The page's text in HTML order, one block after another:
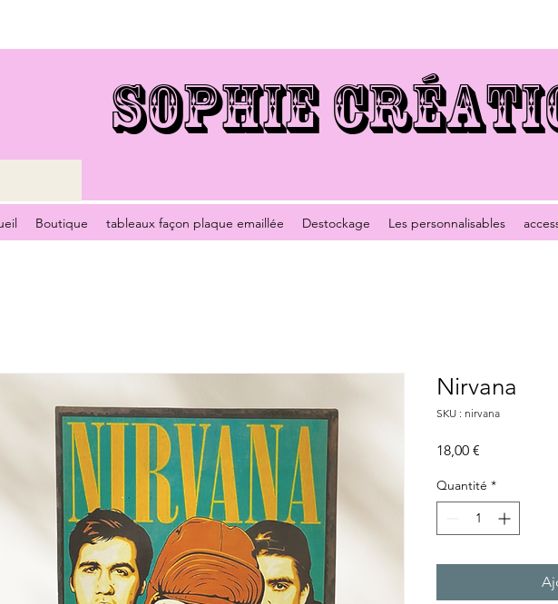
Boutique tableaux façon plaque emaillée Destockage Les personnalisables
SOPHIE
Nirvana
SKU : nirvana
18,00 €
Quantité *